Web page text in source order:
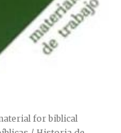
for biblical